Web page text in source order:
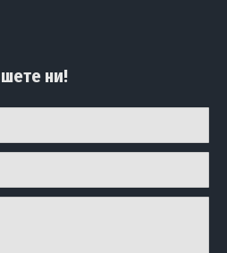
ни!